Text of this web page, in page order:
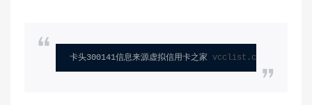
卡头300141信息来源虚拟信用卡之家 vcclist.com